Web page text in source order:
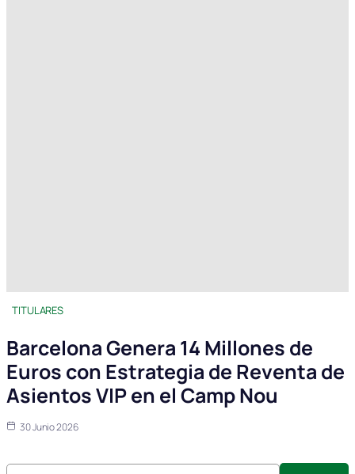
TITULARES
Barcelona Genera 14 Millones de
Euros con Estrategia de Reventa de
Asientos VIP en el Camp Nou
30 Junio 2026